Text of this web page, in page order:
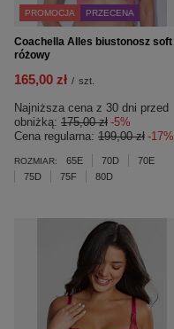
PROMOCJA PRZECENA
Coachella Alles biustonosz soft
różowy
165,00 zł / szt.
Najniższa cena z 30 dni przed
obniżką: 175,00 zł -5%
Cena regularna: 199,00 zł -17%
ROZMIAR: 65E 70D
70E
75D
75F 80D